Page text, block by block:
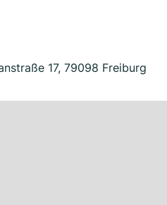
17, 79098 Freiburg